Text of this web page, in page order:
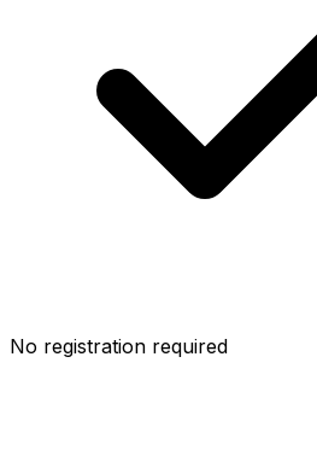
No registration required